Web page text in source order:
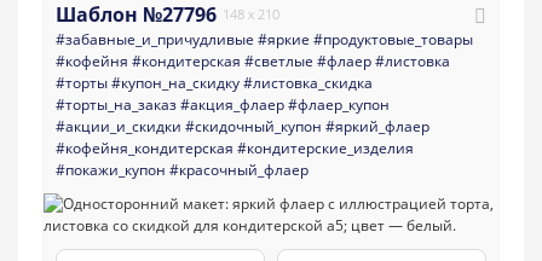
Шаблон №27796 148 x 210
#забавные_и_причудливые #яркие #продуктовые_товары
#кофейня #кондитерская #светлые #флаер#листовка
#торты#купон_на_скидку#листовка_скидка
#торты_на_заказ#акция_флаер#флаер_купон
#акции_и_скидки #скидочный_купон #яркий_флаер
#кофейня_кондитерская #кондитерские_изделия
#покажи_купон #красочный_флаер